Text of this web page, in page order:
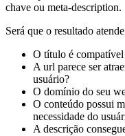
chave ou meta-description.
Será que o resultado
O título é compatível
A url parece ser
usuário?
O domínio do seu
O conteúdo possui
necessidade do
A descrição